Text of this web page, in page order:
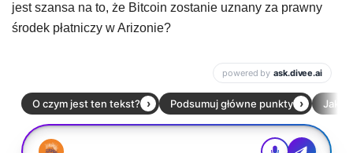
jest szansa na to, że Bitcoin zostanie uznany za prawny
środek płatniczy w Arizonie?